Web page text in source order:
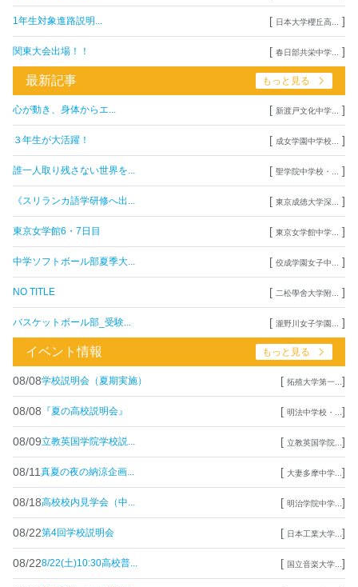
1年生対象進路説明... [ 日本大学櫻丘高... ]
関東大会出場！！ [ 春日部共栄中学... ]
最新記事 もっと見る
心が動き、身体からエ... [ 新渡戸文化中学... ]
３年生が大活躍！ [ 成女学園中学校... ]
誰一人取り残さない世界を... [ 聖学院中学校・... ]
《スリランカ語学研修へ出... [ 東京成徳大学深... ]
東京女学館6・7日目 [ 東京女学館中学... ]
中学ソフトボール部夏季大... [ 佼成学園女子中... ]
NO TITLE [ 二松學舍大学附... ]
バスケットボール部_受験... [ 瀧野川女子学園... ]
イベント情報 もっと見る
08/08学校説明会（夏期実施） [ 拓殖大学第一... ]
08/08 『夏の高校説明会』 [ 明法中学校・... ]
08/09立教英国学院学校説... [ 立教英国学院... ]
08/11 真夏の夜の納涼企画... [ 大妻多摩中学... ]
08/18高校校内見学会（中... [ 明治学院中学... ]
08/22第4回学校説明会 [ 日本工業大学... ]
08/228/22(土)10:30高校普... [ 国立音楽大学... ]